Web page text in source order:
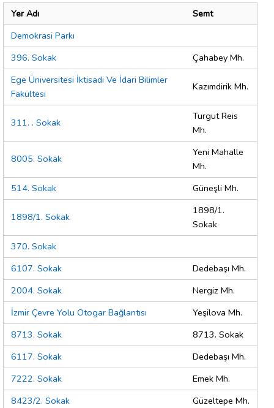
Yer Adı
Semt
Demokrasi Parkı
396. Sokak
Çahabey Mh.
Ege Üniversitesi İktisadi Ve İdari Bilimler
Fakültesi
Kazımdirik Mh.
311. . Sokak
Turgut Reis
Mh.
8005. Sokak
Yeni Mahalle
Mh.
514. Sokak
Güneşli Mh.
1898/1. Sokak
1898/1.
Sokak
370. Sokak
6107. Sokak
Dedebaşı Mh.
2004. Sokak
Nergiz Mh.
İzmir Çevre Yolu Otogar Bağlantısı
Yeşilova Mh.
8713. Sokak
8713. Sokak
6117. Sokak
Dedebaşı Mh.
7222. Sokak
Emek Mh.
8423/2. Sokak
Güzeltepe Mh.